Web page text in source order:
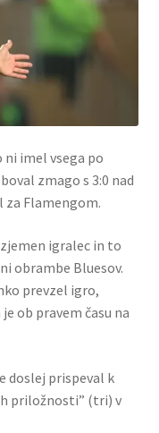
ni imel vsega po
zmago s 3:0 nad
za Flamengom.
igralec in to
obrambe Bluesov.
prevzel igro,
ob pravem času na
doslej prispeval k
priložnosti” (tri) v